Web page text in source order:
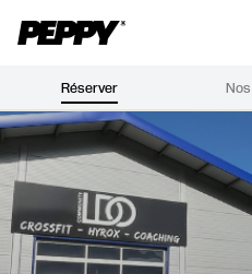
Réserver